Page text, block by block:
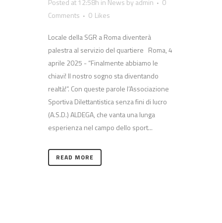
Posted at 12:58h in News by admin
0
Comments
0 Likes
Locale della SGR a Roma diventerà
palestra al servizio del quartiere Roma, 4
aprile 2025 - “Finalmente abbiamo le
chiavi! Il nostro sogno sta diventando
realtà!”. Con queste parole l’Associazione
Sportiva Dilettantistica senza fini di lucro
(A.S.D.) ALDEGA, che vanta una lunga
esperienza nel campo dello sport...
READ MORE